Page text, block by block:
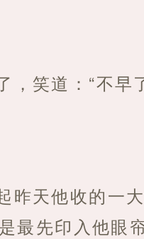
，笑道：“不
昨天他收的一
最先印入他眼帘